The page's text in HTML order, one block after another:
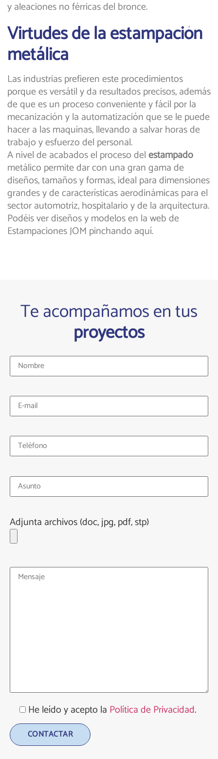
y aleaciones no férricas del bronce.
Virtudes de la estampación
metálica
Las industrias prefieren este procedimientos
porque es versátil y da resultados precisos, además
de que es un proceso conveniente y fácil por la
mecanización y la automatización que se le puede
hacer a las maquinas, llevando a salvar horas de
trabajo y esfuerzo del personal.
A nivel de acabados el proceso delestampado
metálico permite dar con una gran gama de
diseños, tamaños y formas, ideal para dimensiones
grandes y de características aerodinámicas para el
sector automotriz, hospitalario y de la arquitectura.
Podéis ver diseños y modelos en la web de
Estampaciones JOM pinchando aquí.
Te acompañamos en tus
proyectos
Adjunta archivos (doc, jpg, pdf, stp)
He leído y acepto la Política de Privacidad.